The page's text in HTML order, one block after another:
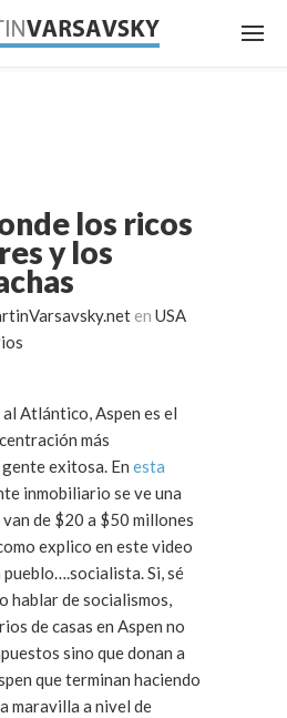
los ricos
y los
en USA
Atlántico, Aspen es el
más
exitosa. En esta
inmobiliario se ve una
de $20 a $50 millones
Si, sé
hablar de socialismos,
de casas en Aspen no
sino que donan a
que terminan haciendo
maravilla a nivel de